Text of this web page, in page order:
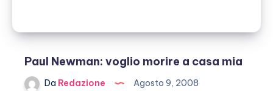
Paul Newman: voglio morire a casa mia
Da Redazione Agosto 9, 2008